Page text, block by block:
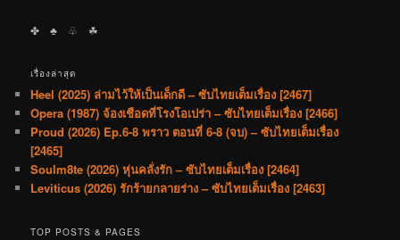
✤ ♣︎ ♧ ☘︎
เรื่องล่าสุด
Heel (2025) ล่ามไว้ให้เป็นเด็กดี – ซับไทยเต็มเรื่อง [2467]
Opera (1987) จ้องเชือดที่โรงโอเปร่า – ซับไทยเต็มเรื่อง [2466]
Proud (2026) Ep.6-8 พราว ตอนที่ 6-8 (จบ) – ซับไทยเต็มเรื่อง
[2465]
Soulm8te (2026) หุ่นคลั่งรัก – ซับไทยเต็มเรื่อง [2464]
Leviticus (2026) รักร้ายกลายร่าง – ซับไทยเต็มเรื่อง [2463]
TOP POSTS & PAGES